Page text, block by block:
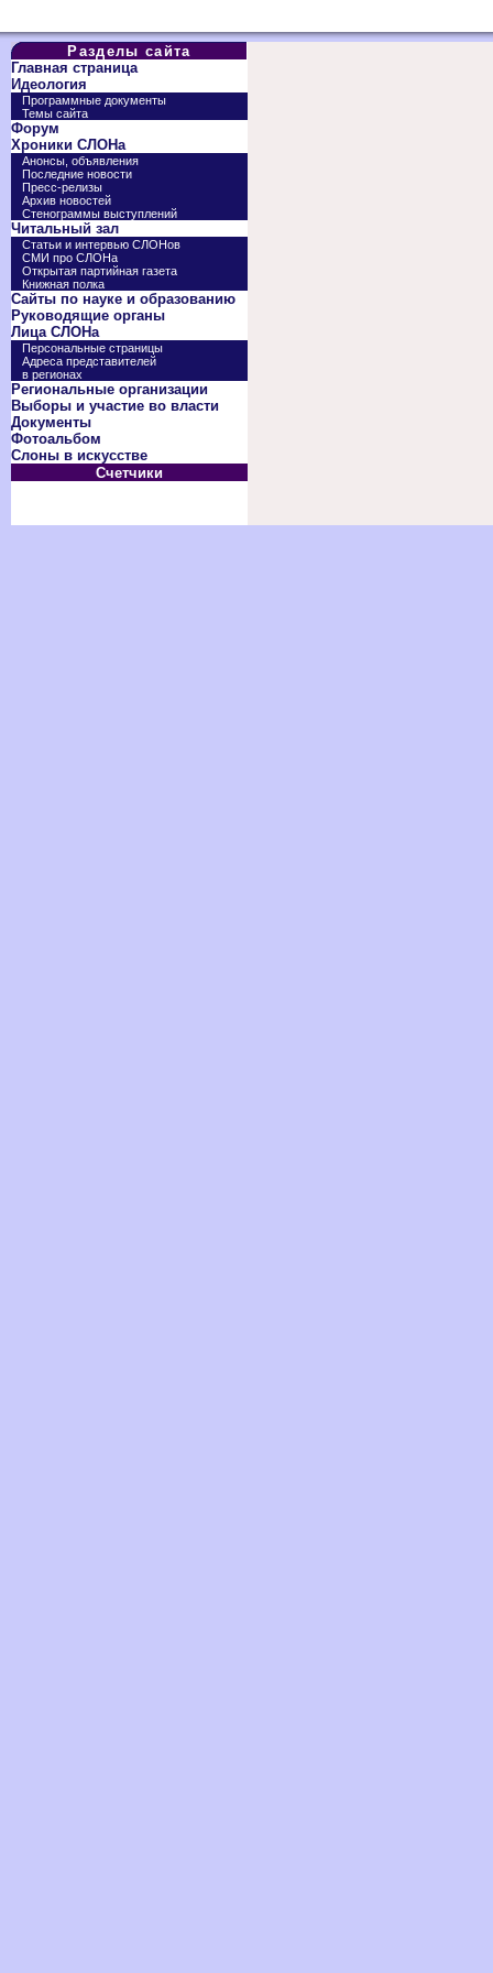
Разделы сайта
Главная страница
Идеология
Программные документы
Темы сайта
Форум
Хроники СЛОНа
Анонсы, объявления
Последние новости
Пресс-релизы
Архив новостей
Стенограммы выступлений
Читальный зал
Статьи и интервью СЛОНов
СМИ про СЛОНа
Открытая партийная газета
Книжная полка
Сайты по науке и образованию
Руководящие органы
Лица СЛОНа
Персональные страницы
Адреса представителей
в регионах
Региональные организации
Выборы и участие во власти
Документы
Фотоальбом
Слоны в искусстве
Счетчики